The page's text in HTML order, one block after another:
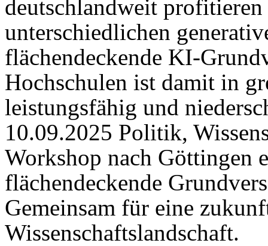
deutschlandweit
unterschiedlichen
flächendeckende KI-
Hochschulen ist damit in
leistungsfähig und
10.09.2025 Politik,
Workshop nach Göttingen
flächendeckende
Gemeinsam für eine
Wissenschaftslandschaft.